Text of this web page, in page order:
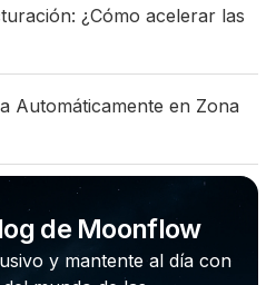
¿Cómo acelerar las
Automáticamente en Zona
de Moonflow
y mantente al día con